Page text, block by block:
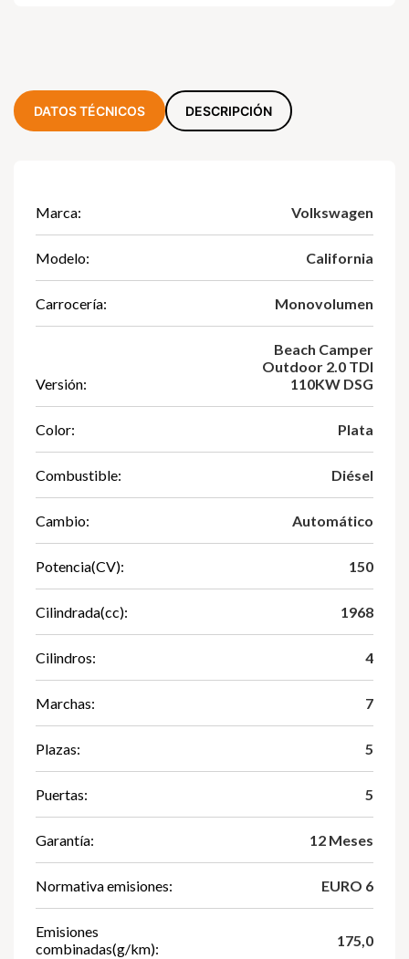
DATOS TÉCNICOS DESCRIPCIÓN
Marca: Volkswagen
Modelo: California
Carrocería: Monovolumen
Versión:
Beach Camper
Outdoor 2.0 TDI
110KW DSG
Color: Plata
Combustible: Diésel
Cambio: Automático
Potencia(CV): 150
Cilindrada(cc): 1968
Cilindros: 4
Marchas: 7
Plazas: 5
Puertas: 5
Garantía: 12 Meses
Normativa emisiones: EURO 6
Emisiones
combinadas(g/km):
175,0